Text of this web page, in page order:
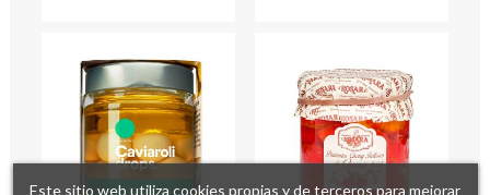
Este sitio web utiliza cookies propias y de terceros para mejorar